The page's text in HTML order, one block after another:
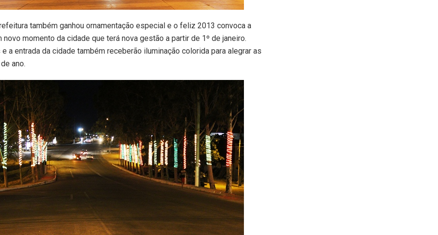
também ganhou ornamentação especial e o feliz 2013 convoca a
novo momento da cidade que terá nova gestão a partir de 1º de janeiro.
e a entrada da cidade também receberão iluminação colorida para alegrar as
ano.